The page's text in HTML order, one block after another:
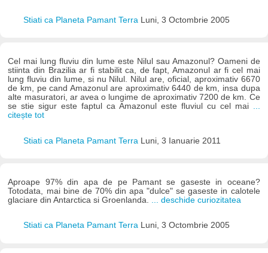
Stiati ca Planeta Pamant Terra Luni, 3 Octombrie 2005
Cel mai lung fluviu din lume este Nilul sau Amazonul? Oameni de
stiinta din Brazilia ar fi stabilit ca, de fapt, Amazonul ar fi cel mai
lung fluviu din lume, si nu Nilul. Nilul are, oficial, aproximativ 6670
de km, pe cand Amazonul are aproximativ 6440 de km, insa dupa
alte masuratori, ar avea o lungime de aproximativ 7200 de km. Ce
se stie sigur este faptul ca Amazonul este fluviul cu cel mai ...
citește tot
Stiati ca Planeta Pamant Terra Luni, 3 Ianuarie 2011
Aproape 97% din apa de pe Pamant se gaseste in oceane?
Totodata, mai bine de 70% din apa "dulce" se gaseste in calotele
glaciare din Antarctica si Groenlanda. ... deschide curiozitatea
Stiati ca Planeta Pamant Terra Luni, 3 Octombrie 2005